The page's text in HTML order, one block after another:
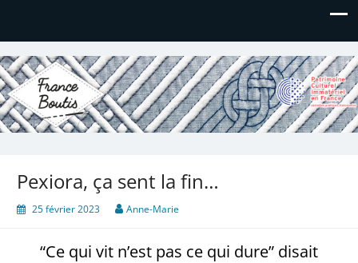
France Boutis
Le site de France Boutis
Pexiora, ça sent la fin…
25 février 2023 Anne-Marie
“Ce qui vit n’est pas ce qui dure” disait